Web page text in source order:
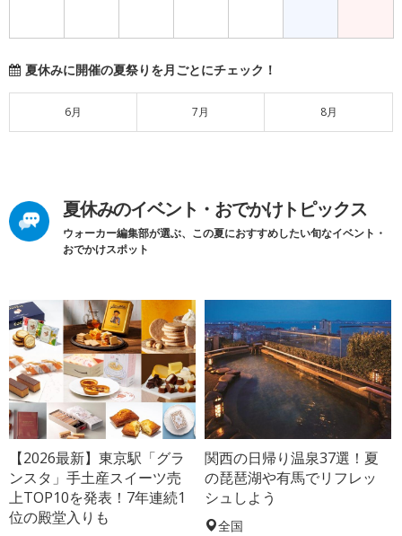
夏休みに開催の夏祭りを月ごとにチェック！
6月 7月 8月
夏休みのイベント・おでかけトピックス
ウォーカー編集部が選ぶ、この夏におすすめしたい旬なイベント・
おでかけスポット
【2026最新】東京駅「グラ
ンスタ」手土産スイーツ売
上TOP10を発表！7年連続1
位の殿堂入りも
関西の日帰り温泉37選！夏
の琵琶湖や有馬でリフレッ
シュしよう
全国